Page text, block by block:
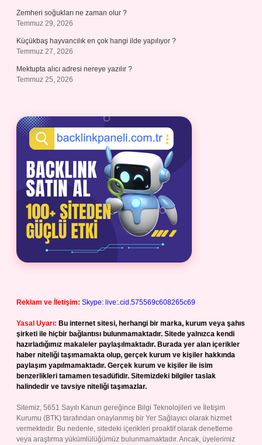
Zemheri soğukları ne zaman olur ?
Temmuz 29, 2026
Küçükbaş hayvancılık en çok hangi ilde yapılıyor ?
Temmuz 27, 2026
Mektupta alıcı adresi nereye yazılır ?
Temmuz 25, 2026
Reklam ve İletişim: Skype: live:.cid.575569c608265c69
Yasal Uyarı: Bu internet sitesi, herhangi bir marka, kurum veya şahıs
şirketi ile hiçbir bağlantısı bulunmamaktadır. Sitede yalnızca kendi
hazırladığımız makaleler paylaşılmaktadır. Burada yer alan içerikler
haber niteliği taşımamakta olup, gerçek kurum ve kişiler hakkında
paylaşım yapılmamaktadır. Gerçek kurum ve kişiler ile isim
benzerlikleri tamamen tesadüfidir. Sitemizdeki bilgiler taslak
halindedir ve tavsiye niteliği taşımazlar.
Sitemiz, 5651 Sayılı Kanun gereğince Bilgi Teknolojileri ve İletişim
Kurumu (BTK) tarafından onaylanmış bir Yer Sağlayıcı olarak hizmet
vermektedir. Bu nedenle, sitedeki içerikleri proaktif olarak denetleme
veya araştırma yükümlülüğümüz bulunmamaktadır. Ancak, üyelerimiz